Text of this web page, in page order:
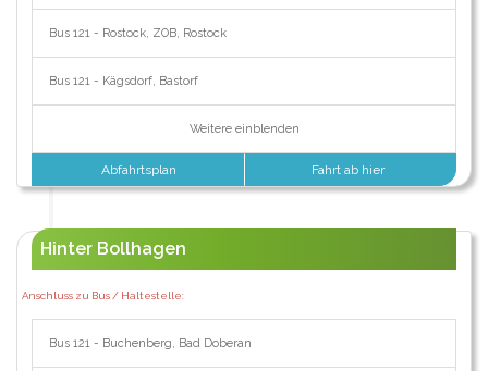
Bus 121 - Rostock, ZOB, Rostock
Bus 121 - Kägsdorf, Bastorf
Weitere einblenden
Abfahrtsplan Fahrt ab hier
Hinter Bollhagen
Anschluss zu Bus / Haltestelle:
Bus 121 - Buchenberg, Bad Doberan